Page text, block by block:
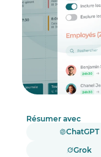
Résumer avec
ChatGPT
Grok